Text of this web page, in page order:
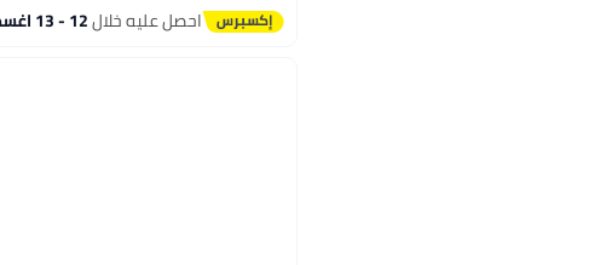
احصل عليه خلال12 - 13 اغسطس